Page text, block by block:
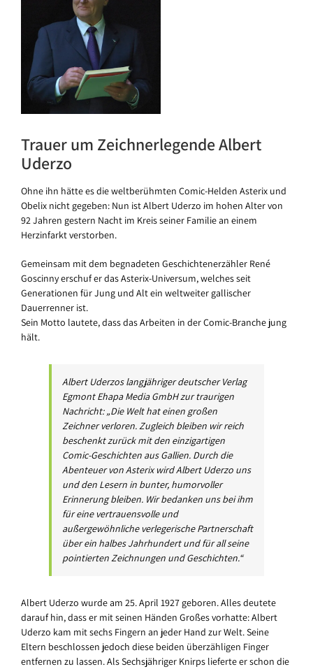
Trauer um Zeichnerlegende Albert
Uderzo
Ohne ihn hätte es die weltberühmten Comic-Helden Asterix und
Obelix nicht gegeben: Nun ist Albert Uderzo im hohen Alter von
92 Jahren gestern Nacht im Kreis seiner Familie an einem
Herzinfarkt verstorben.
Gemeinsam mit dem begnadeten Geschichtenerzähler René
Goscinny erschuf er das Asterix-Universum, welches seit
Generationen für Jung und Alt ein weltweiter gallischer
Dauerrenner ist.
Sein Motto lautete, dass das Arbeiten in der Comic-Branche jung
hält.
Albert Uderzos langjähriger deutscher Verlag
Egmont Ehapa Media GmbH zur traurigen
Nachricht: „Die Welt hat einen großen
Zeichner verloren. Zugleich bleiben wir reich
beschenkt zurück mit den einzigartigen
Comic-Geschichten aus Gallien. Durch die
Abenteuer von Asterix wird Albert Uderzo uns
und den Lesern in bunter, humorvoller
Erinnerung bleiben. Wir bedanken uns bei ihm
für eine vertrauensvolle und
außergewöhnliche verlegerische Partnerschaft
über ein halbes Jahrhundert und für all seine
pointierten Zeichnungen und Geschichten.“
Albert Uderzo wurde am 25. April 1927 geboren. Alles deutete
darauf hin, dass er mit seinen Händen Großes vorhatte: Albert
Uderzo kam mit sechs Fingern an jeder Hand zur Welt. Seine
Eltern beschlossen jedoch diese beiden überzähligen Finger
entfernen zu lassen. Als Sechsjähriger Knirps lieferte er schon die